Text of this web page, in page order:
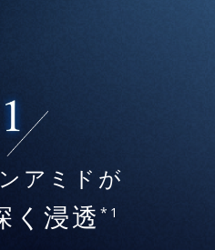
学文献データベース
業界において該当文献がない
所調べ）
アミドが
く浸透 *1